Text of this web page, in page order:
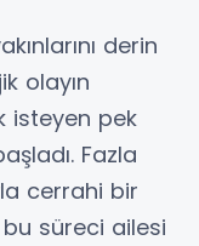
derin
olayın
isteyen pek
Fazla
cerrahi bir
süreci ailesi